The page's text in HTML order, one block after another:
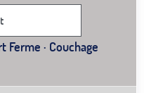
Ferme · Couchage